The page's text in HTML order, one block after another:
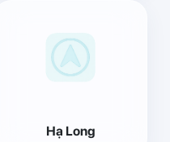
Hạ Long